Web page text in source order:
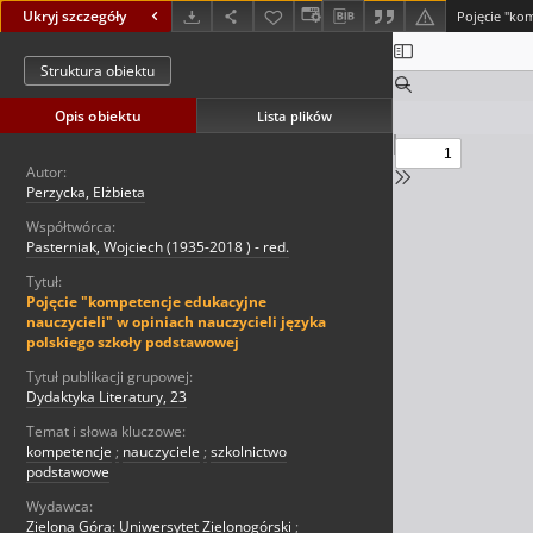
Ukryj szczegóły
Struktura obiektu
Opis obiektu Lista plików
Autor:
Perzycka, Elżbieta
Współtwórca:
Pasterniak, Wojciech (1935-2018 ) - red.
Tytuł:
Pojęcie "kompetencje edukacyjne
nauczycieli" w opiniach nauczycieli języka
polskiego szkoły podstawowej
Tytuł publikacji grupowej:
Dydaktyka Literatury, 23
Temat i słowa kluczowe:
kompetencje ; nauczyciele ; szkolnictwo
podstawowe
Wydawca:
Zielona Góra: Uniwersytet Zielonogórski ;